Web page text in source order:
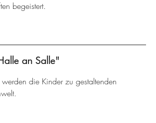
begeistert.
an Salle"
werden die Kinder zu gestaltenden